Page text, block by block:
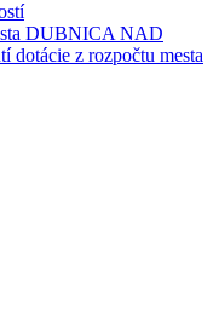
DUBNICA NAD
z rozpočtu mesta